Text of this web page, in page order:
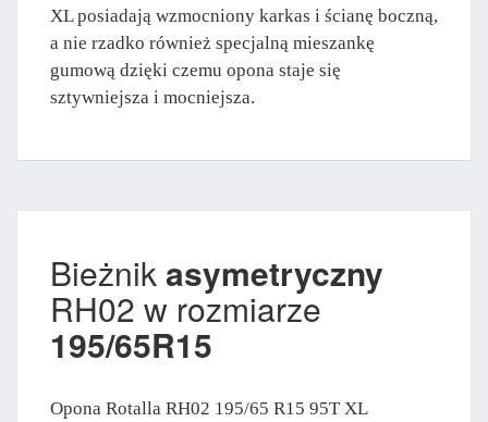
XL posiadają wzmocniony karkas i ścianę boczną,
a nie rzadko również specjalną mieszankę
gumową dzięki czemu opona staje się
sztywniejsza i mocniejsza.
Bieżnikasymetryczny
RH02 w rozmiarze
195/65R15
Opona Rotalla RH02 195/65 R15 95T XL